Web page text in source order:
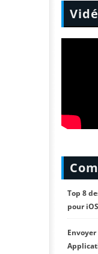
Top 8
pour